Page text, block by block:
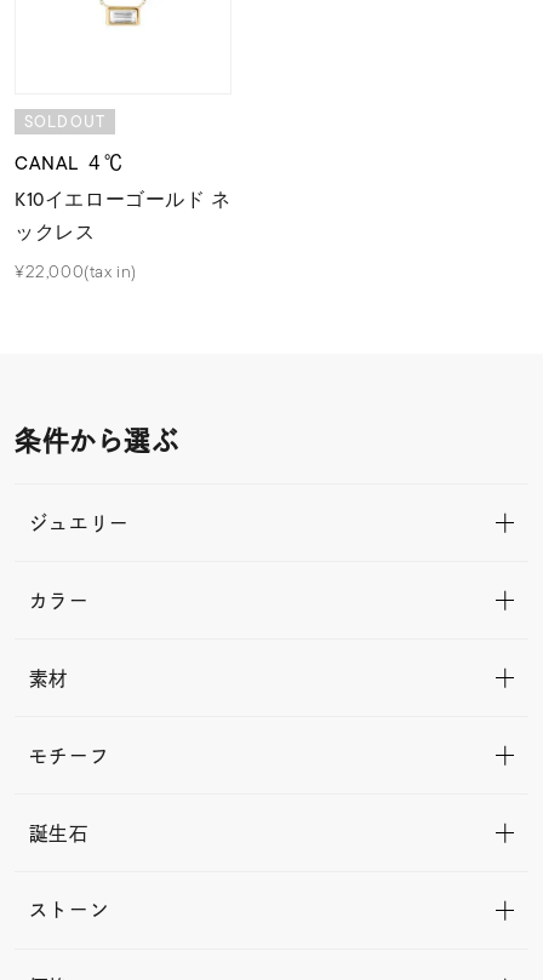
SOLDOUT
CANAL ４℃
K10イエローゴールド ネ
ックレス
¥22,000(tax in)
条件から選ぶ
ジュエリー
カラー
素材
モチーフ
誕生石
ストーン